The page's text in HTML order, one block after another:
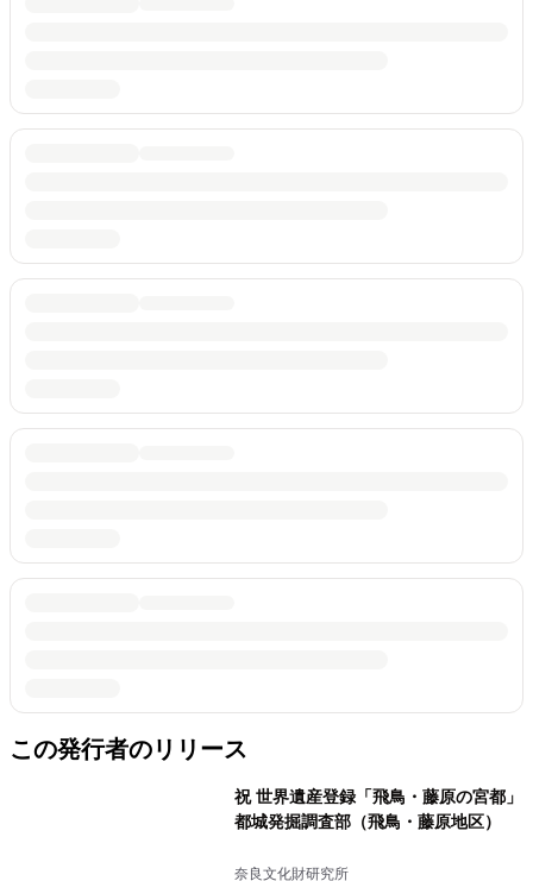
この発行者のリリース
祝 世界遺産登録「飛鳥・藤原の宮都」
都城発掘調査部（飛鳥・藤原地区）
奈良文化財研究所